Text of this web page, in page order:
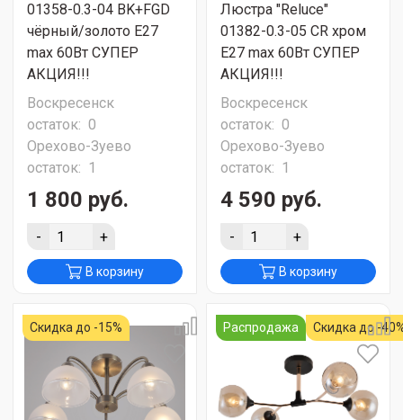
01358-0.3-04 BK+FGD
чёрный/золото Е27
max 60Вт СУПЕР
АКЦИЯ!!!
Воскресенск
остаток: 0
Орехово-Зуево
остаток: 1
1 800 руб.
- +
В корзину
Люстра "Reluce"
01382-0.3-05 CR хром
Е27 max 60Вт СУПЕР
АКЦИЯ!!!
Воскресенск
остаток: 0
Орехово-Зуево
остаток: 1
4 590 руб.
- +
В корзину
Скидка до -15% Распродажа Скидка до -